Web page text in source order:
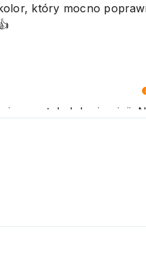
nam tak dobrej opinii.
dziękujemy raz jeszcze i
który mocno